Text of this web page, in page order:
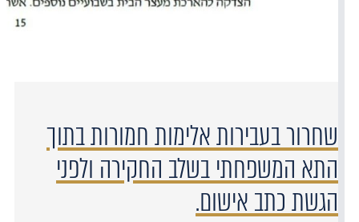
שחרור בעבירות אלימות חמורות בתוך
התא המשפחתי בשלב החקירה ולפני
הגשת כתב אישום.